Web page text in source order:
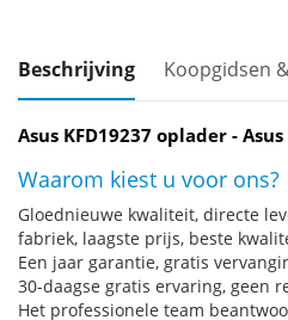
Beschrijving Koopgidsen
Asus KFD19237 oplader - Asus
Waarom kiest u voor ons?
Gloednieuwe kwaliteit, directe
fabriek, laagste prijs, beste
Een jaar garantie, gratis
30-daagse gratis ervaring, geen
Het professionele team